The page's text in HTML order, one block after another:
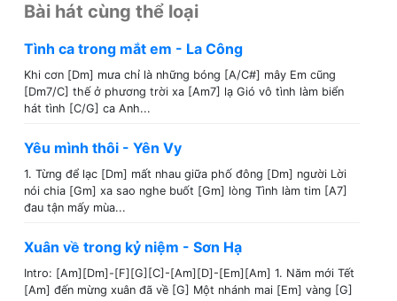
Bài hát cùng thể loại
Tình ca trong mắt em - La Công
Khi cơn [Dm] mưa chỉ là những bóng [A/C#] mây Em cũng
[Dm7/C] thế ở phương trời xa [Am7] lạ Gió vô tình làm biển
hát tình [C/G] ca Anh...
Yêu mình thôi - Yên Vy
1. Từng để lạc [Dm] mất nhau giữa phố đông [Dm] người Lời
nói chia [Gm] xa sao nghe buốt [Gm] lòng Tình làm tim [A7]
đau tận mấy mùa...
Xuân về trong kỷ niệm - Sơn Hạ
Intro: [Am][Dm]-[F][G][C]-[Am][D]-[Em][Am] 1. Năm mới Tết
[Am] đến mừng xuân đã về [G] Một nhánh mai [Em] vàng [G]